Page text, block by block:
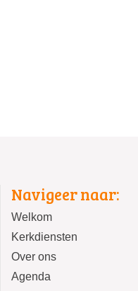
Navigeer naar:
Welkom
Kerkdiensten
Over ons
Agenda